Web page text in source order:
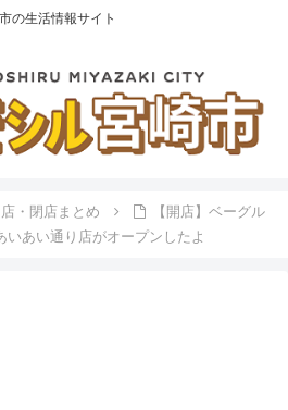
の生活情報サイト
・閉店まとめ
【開店】ベーグル
あい通り店がオープンしたよ